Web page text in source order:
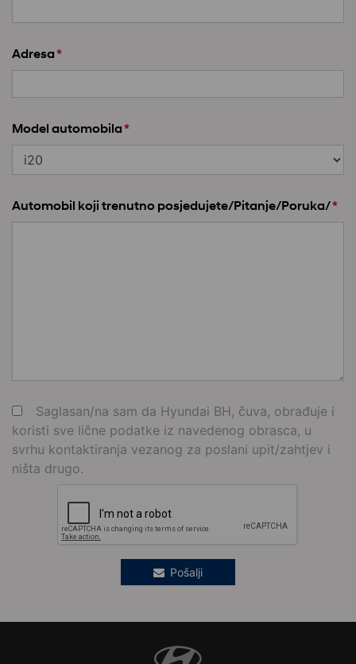
Adresa*
Model automobila*
Automobil koji trenutno posjedujete/Pitanje/Poruka/*
Saglasan/na sam da Hyundai BH, čuva, obrađuje i
koristi sve lične podatke iz navedenog obrasca, u
svrhu kontaktiranja vezanog za poslani upit/zahtjev i
ništa drugo.
Pošalji